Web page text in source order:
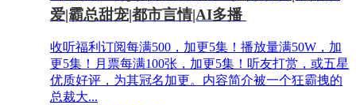
爱|霸总甜宠|都市言情|AI多播
收听福利订阅每满500，加更5集！播放量满50W，加
更5集！月票每满100张，加更5集！听友打赏，或五星
优质好评，为其冠名加更。内容简介被一个狂霸拽的
总裁大...